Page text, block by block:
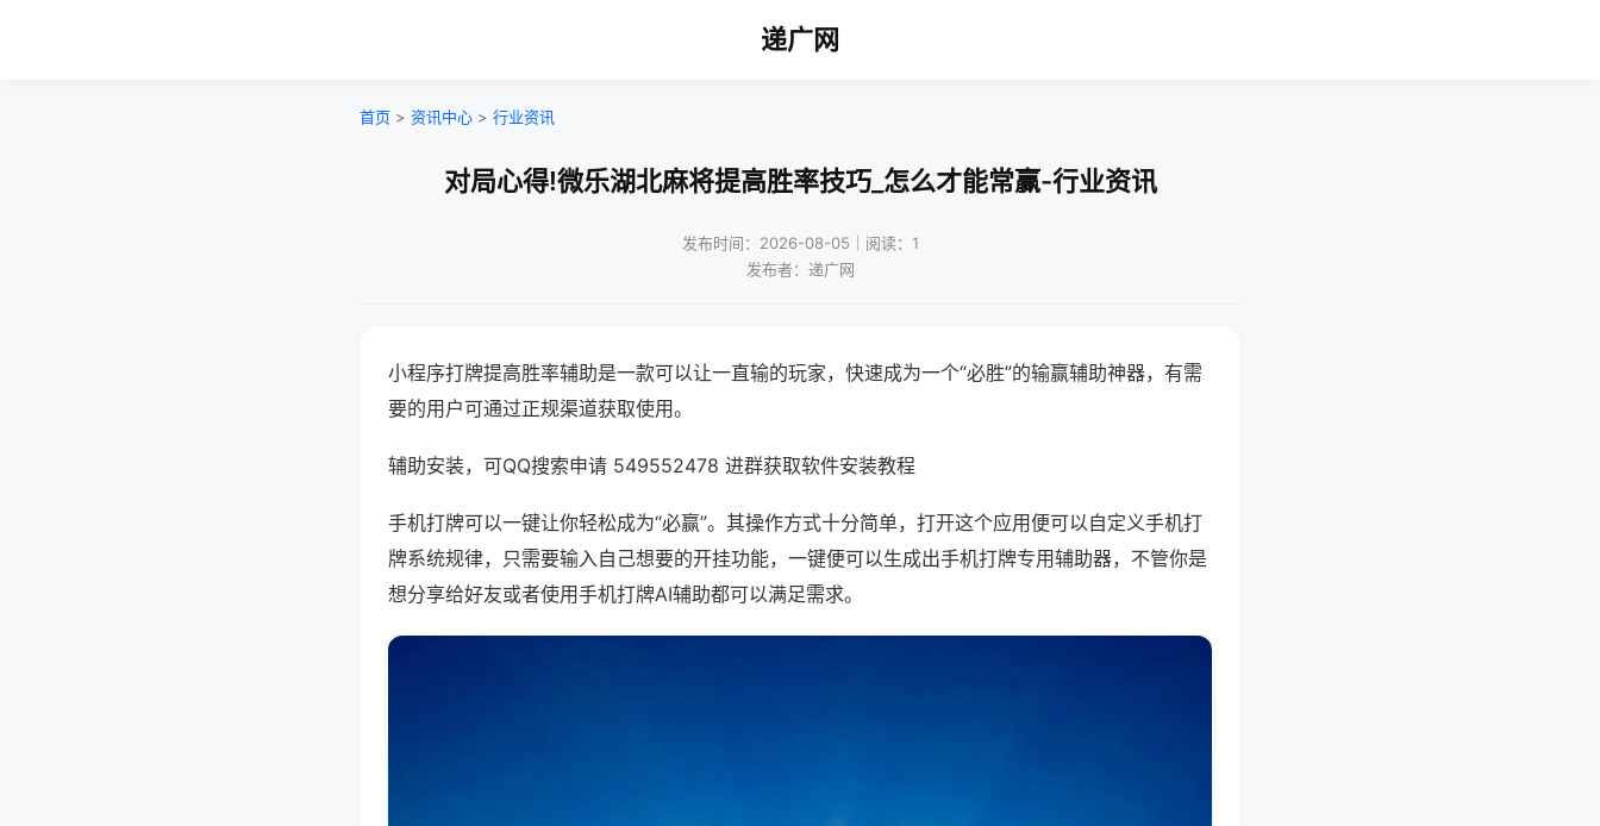
递广网
首页 > 资讯中心 > 行业资讯
对局心得!微乐湖北麻将提高胜率技巧_怎么才能常赢-行业资讯
发布时间：2026-08-05｜阅读：1
发布者：递广网
小程序打牌提高胜率辅助是一款可以让一直输的玩家，快速成为一个“必胜”的输赢辅助神器，有需
要的用户可通过正规渠道获取使用。
辅助安装，可QQ搜索申请 549552478 进群获取软件安装教程
手机打牌可以一键让你轻松成为“必赢”。其操作方式十分简单，打开这个应用便可以自定义手机打
牌系统规律，只需要输入自己想要的开挂功能，一键便可以生成出手机打牌专用辅助器，不管你是
想分享给好友或者使用手机打牌AI辅助都可以满足需求。